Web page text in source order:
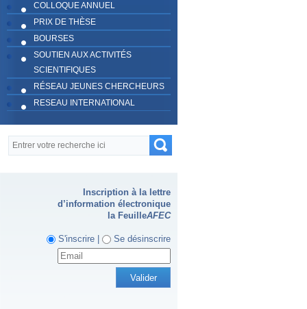
COLLOQUE ANNUEL
PRIX DE THÈSE
BOURSES
SOUTIEN AUX ACTIVITÉS
SCIENTIFIQUES
RÉSEAU JEUNES CHERCHEURS
RESEAU INTERNATIONAL
Formulaire de recherche
Recherche
Inscription à la lettre
d’information électronique
la FeuilleAFEC
S'inscrire | Se désinscrire